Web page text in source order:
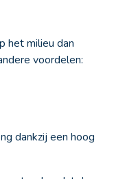
het milieu dan
voordelen:
dankzij een hoog